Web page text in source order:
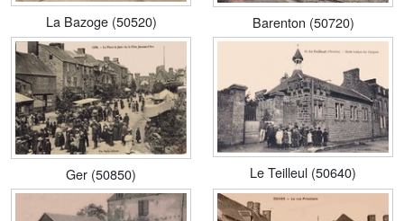
La Bazoge (50520) Barenton (50720)
Ger (50850) Le Teilleul (50640)